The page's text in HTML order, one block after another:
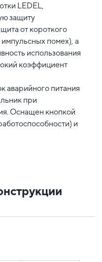
LEDEL,
защиту
от короткого
помех), а
использования
коэффициент
аварийного питания
при
Оснащен кнопкой
и